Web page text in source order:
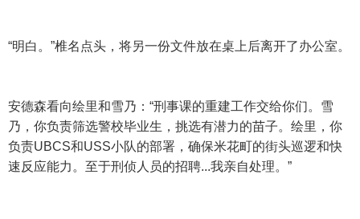
“明白。”椎名点头，将另一份文件放在桌上后离开了办公室。
安德森看向绘里和雪乃：“刑事课的重建工作交给你们。雪
乃，你负责筛选警校毕业生，挑选有潜力的苗子。绘里，你
负责UBCS和USS小队的部署，确保米花町的街头巡逻和快
速反应能力。至于刑侦人员的招聘...我亲自处理。”